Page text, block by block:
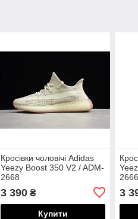
Кросівки чоловічі Adidas
Yeezy Boost 350 V2 / ADM-
2668
3 390₴
Купити
3